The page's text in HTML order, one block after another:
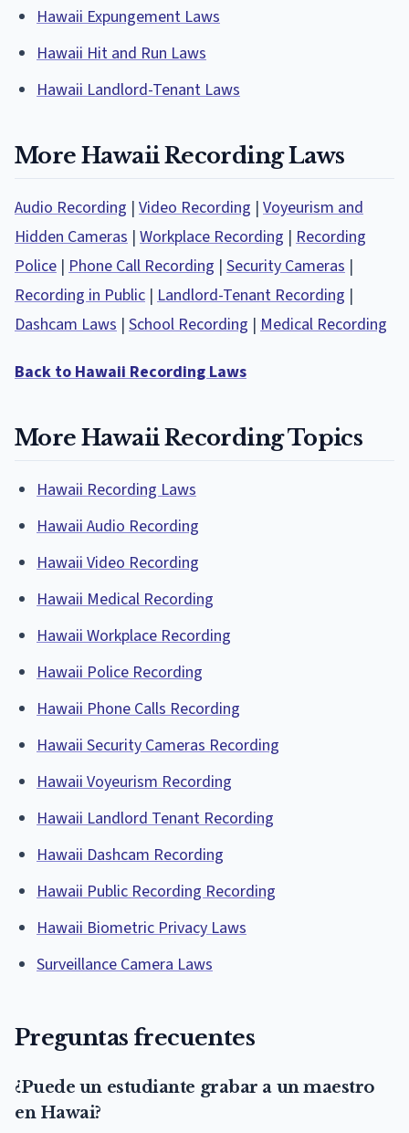
Hawaii Expungement Laws
Hawaii Hit and Run Laws
Hawaii Landlord-Tenant Laws
More Hawaii Recording Laws
Audio Recording | Video Recording | Voyeurism and
Hidden Cameras | Workplace Recording | Recording
Police | Phone Call Recording | Security Cameras |
Recording in Public | Landlord-Tenant Recording |
Dashcam Laws | School Recording | Medical Recording
Back to Hawaii Recording Laws
More Hawaii Recording Topics
Hawaii Recording Laws
Hawaii Audio Recording
Hawaii Video Recording
Hawaii Medical Recording
Hawaii Workplace Recording
Hawaii Police Recording
Hawaii Phone Calls Recording
Hawaii Security Cameras Recording
Hawaii Voyeurism Recording
Hawaii Landlord Tenant Recording
Hawaii Dashcam Recording
Hawaii Public Recording Recording
Hawaii Biometric Privacy Laws
Surveillance Camera Laws
Preguntas frecuentes
¿Puede un estudiante grabar a un maestro
en Hawai?